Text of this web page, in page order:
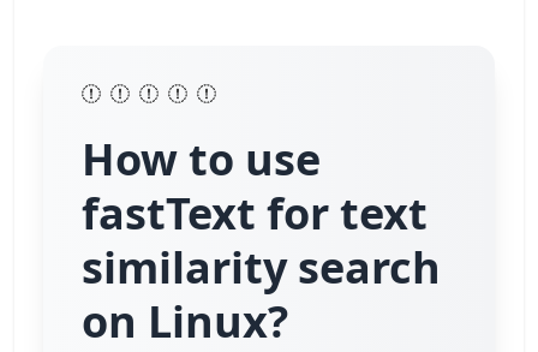
How to use
fastText for text
similarity search
on Linux?